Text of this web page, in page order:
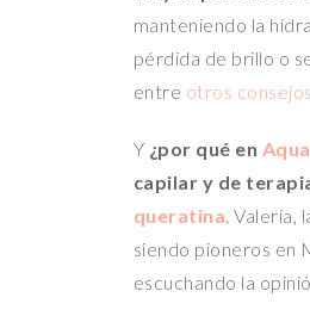
manteniendo la
pérdida de brillo o
entre otros consejos
Y ¿por qué en
capilar y de
queratina. Valeria,
siendo pioneros en
escuchando la